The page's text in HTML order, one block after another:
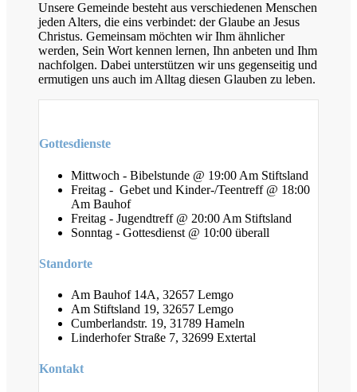
Unsere Gemeinde besteht aus verschiedenen Menschen
jeden Alters, die eins verbindet: der Glaube an Jesus
Christus. Gemeinsam möchten wir Ihm ähnlicher
werden, Sein Wort kennen lernen, Ihn anbeten und Ihm
nachfolgen. Dabei unterstützen wir uns gegenseitig und
ermutigen uns auch im Alltag diesen Glauben zu leben.
Gottesdienste
Mittwoch - Bibelstunde @ 19:00 Am Stiftsland
Freitag - Gebet und Kinder-/Teentreff @ 18:00
Am Bauhof
Freitag - Jugendtreff @ 20:00 Am Stiftsland
Sonntag - Gottesdienst @ 10:00 überall
Standorte
Am Bauhof 14A, 32657 Lemgo
Am Stiftsland 19, 32657 Lemgo
Cumberlandstr. 19, 31789 Hameln
Linderhofer Straße 7, 32699 Extertal
Kontakt